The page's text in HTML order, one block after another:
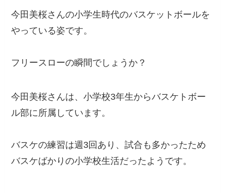
今田美桜さんの小学生時代のバスケットボールを
やっている姿です。
フリースローの瞬間でしょうか？
今田美桜さんは、小学校3年生からバスケトボー
ル部に所属しています。
バスケの練習は週3回あり、試合も多かったため
バスケばかりの小学校生活だったようです。